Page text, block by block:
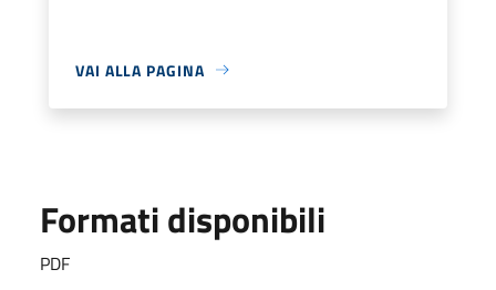
VAI ALLA PAGINA
Formati disponibili
PDF